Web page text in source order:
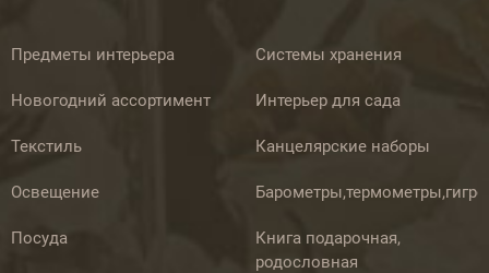
Предметы интерьера
Новогодний ассортимент
Текстиль
Освещение
Посуда
Системы хранения
Интерьер для сада
Канцелярские наборы
Книга подарочная,
родословная